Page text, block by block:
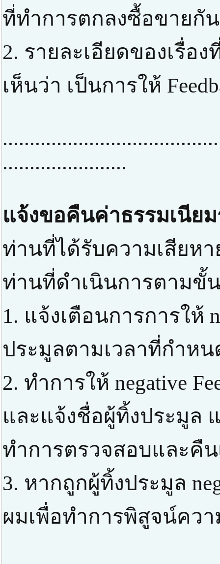
ที่ทำการตกลงซื้อขายกัน
2. รายละเอียดของเรื่อ
เห็นว่า เป็นการให้
.......................
แจ้งขอคืนค่าธรรมเนีย
ท่านที่ได้รับความเสียห
ท่านที่ดำเนินการตามขั้
1. แจ้งเตือนการการให้
ประมูลตามเวลาที่กำหน
2. ทำการให้ negative
และแจ้งชื่อผู้ทิ้งประมูล
ทำการตรวจสอบและคืน
3. หากถูกผู้ทิ้งประมูล
ผมเพื่อทำการพิสูจน์คว